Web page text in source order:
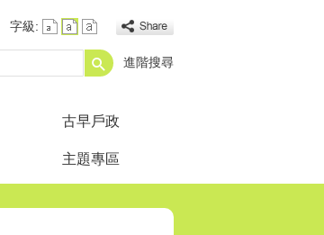
字級:
搜
進階搜尋
古早戶政
主題專區